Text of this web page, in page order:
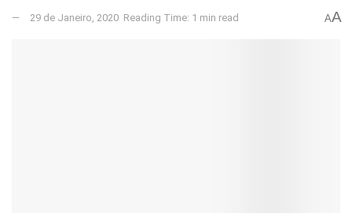
29 de Janeiro, 2020 Reading Time: 1 min read AA